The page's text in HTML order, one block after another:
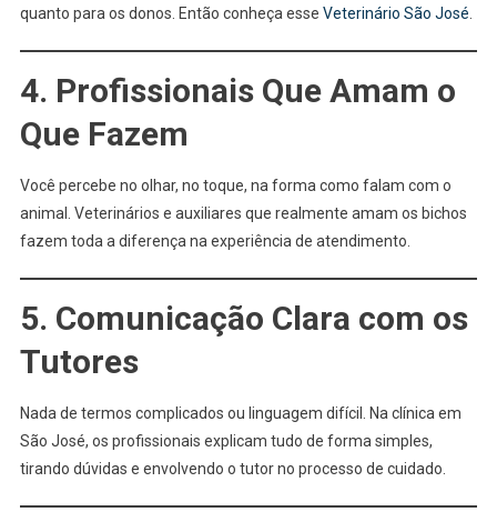
quanto para os donos. Então conheça esse Veterinário São José.
4. Profissionais Que Amam o
Que Fazem
Você percebe no olhar, no toque, na forma como falam com o
animal. Veterinários e auxiliares que realmente amam os bichos
fazem toda a diferença na experiência de atendimento.
5. Comunicação Clara com os
Tutores
Nada de termos complicados ou linguagem difícil. Na clínica em
São José, os profissionais explicam tudo de forma simples,
tirando dúvidas e envolvendo o tutor no processo de cuidado.